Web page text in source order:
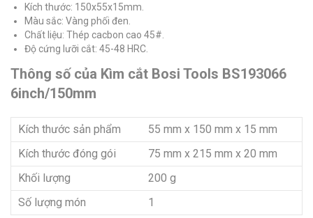
Kích thước: 150x55x15mm.
Màu sắc: Vàng phối đen.
Chất liệu: Thép cacbon cao 45#.
Độ cứng lưỡi cắt: 45-48 HRC.
Thông số của Kìm cắt Bosi Tools BS193066
6inch/150mm
Kích thước sản phẩm
55 mm x 150 mm x 15 mm
Kích thước đóng gói
75 mm x 215 mm x 20 mm
Khối lượng
200 g
Số lượng món
1